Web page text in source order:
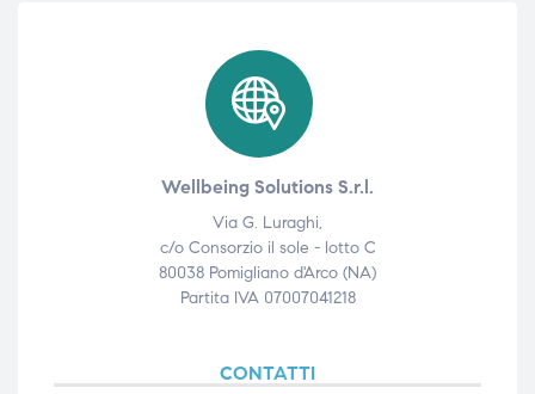
Wellbeing Solutions S.r.l.
Via G. Luraghi,
c/o Consorzio il sole - lotto C
80038 Pomigliano d'Arco (NA)
Partita IVA 07007041218
CONTATTI